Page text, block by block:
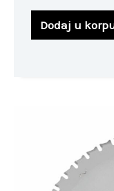
Dodaj u